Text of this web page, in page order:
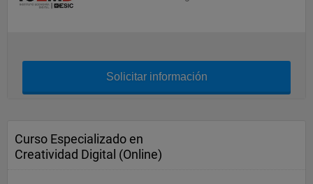
Solicitar información
Curso Especializado en
Creatividad Digital (Online)